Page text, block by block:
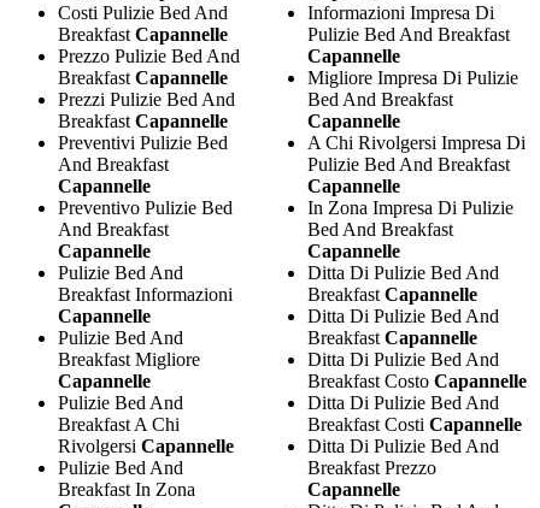
Costi Pulizie Bed And
Breakfast Capannelle
Prezzo Pulizie Bed And
Breakfast Capannelle
Prezzi Pulizie Bed And
Breakfast Capannelle
Preventivi Pulizie Bed
And Breakfast
Capannelle
Preventivo Pulizie Bed
And Breakfast
Capannelle
Pulizie Bed And
Breakfast Informazioni
Capannelle
Pulizie Bed And
Breakfast Migliore
Capannelle
Pulizie Bed And
Breakfast A Chi
Rivolgersi Capannelle
Pulizie Bed And
Breakfast In Zona
Informazioni Impresa Di
Pulizie Bed And Breakfast
Capannelle
Migliore Impresa Di Pulizie
Bed And Breakfast
Capannelle
A Chi Rivolgersi Impresa Di
Pulizie Bed And Breakfast
Capannelle
In Zona Impresa Di Pulizie
Bed And Breakfast
Capannelle
Ditta Di Pulizie Bed And
Breakfast Capannelle
Ditta Di Pulizie Bed And
Breakfast Capannelle
Ditta Di Pulizie Bed And
Breakfast Costo Capannelle
Ditta Di Pulizie Bed And
Breakfast Costi Capannelle
Ditta Di Pulizie Bed And
Breakfast Prezzo
Capannelle